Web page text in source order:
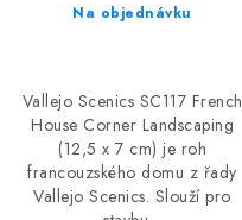
Na objednávku
Vallejo Scenics SC117 French
House Corner Landscaping
(12,5 x 7 cm) je roh
francouzského domu z řady
Vallejo Scenics. Slouží pro